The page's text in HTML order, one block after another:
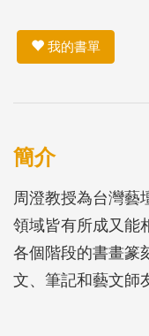
我的書單
簡介
周澄教授為台灣藝
領域皆有所成又能
各個階段的書畫篆
文、筆記和藝文師
件，揭櫫周澄一甲